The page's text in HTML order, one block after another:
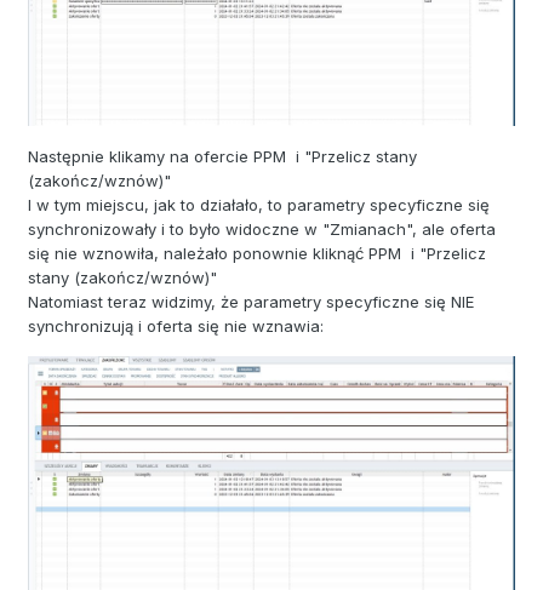
Następnie klikamy na ofercie PPM i "Przelicz stany
(zakończ/wznów)"
I w tym miejscu, jak to działało, to parametry specyficzne się
synchronizowały i to było widoczne w "Zmianach", ale oferta
się nie wznowiła, należało ponownie kliknąć PPM i "Przelicz
stany (zakończ/wznów)"
Natomiast teraz widzimy, że parametry specyficzne się NIE
synchronizują i oferta się nie wznawia: